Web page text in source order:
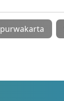
purwakarta